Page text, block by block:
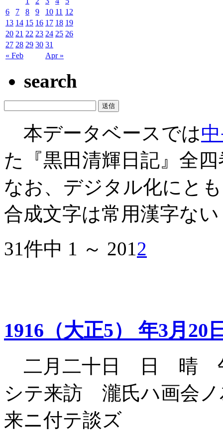
« Feb Apr »
6
7 8 9 10 11 12
13 14 15 16 17 18 19
20 21 22 23 24 25 26
27 28 29 30 31
search
本データベースでは
た『黒田清輝日記』全
なお、デジタル化にと
合成文字は常用漢字な
31件中 1 ～ 2012
1916（大正5） 年3月20
二月二十日 日 晴
シテ来訪 瀧氏ハ画会
来ニ付テ談ズ